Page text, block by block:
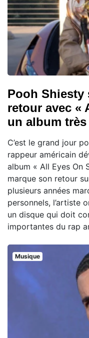
Pooh Shiesty
retour avec «
un album
C’est le grand jour
rappeur américain
album « All Eyes On
marque son retour
plusieurs années
personnels, l’artiste
un disque qui doit
importantes du rap
Musique